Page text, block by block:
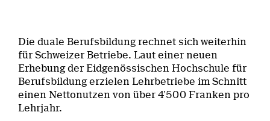
Die duale Berufsbildung rechnet sich weiterhin
für Schweizer Betriebe. Laut einer neuen
Erhebung der Eidgenössischen Hochschule für
Berufsbildung erzielen Lehrbetriebe im Schnitt
einen Nettonutzen von über 4’500 Franken pro
Lehrjahr.